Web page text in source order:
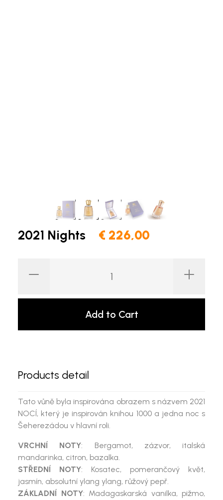
2021 Nights € 226,00
Add to Cart
Products detail
Tato vůně byla inspirována obrazem s názvem 2021
NOCÍ, který je inspirován knihou 1000 a jedna noc s
Šeherezádou v hlavní roli.
VRCHNÍ NOTY: Bergamot, zázvor, italská
mandarinka, citron, bazalka.
STŘEDNÍ NOTY: Kosatec, pomerančový květ,
jasmín, absolutní ylang ylang, růžový pepř.
ZÁKLADNÍ NOTY: Madagaskarská vanilka, pižmo,